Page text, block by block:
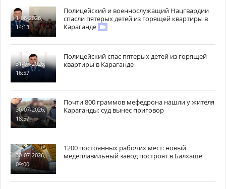
1-08-2026,
14:13
Полицейский и военнослужащий Нацгвардии
спасли пятерых детей из горящей квартиры в
Караганде
31-07-2026,
16:57
Полицейский спас пятерых детей из горящей
квартиры в Караганде
30-07-2026,
18:57
Почти 800 граммов мефедрона нашли у жителя
Караганды: суд вынес приговор
30-07-2026,
09:00
1200 постоянных рабочих мест: новый
медеплавильный завод построят в Балхаше